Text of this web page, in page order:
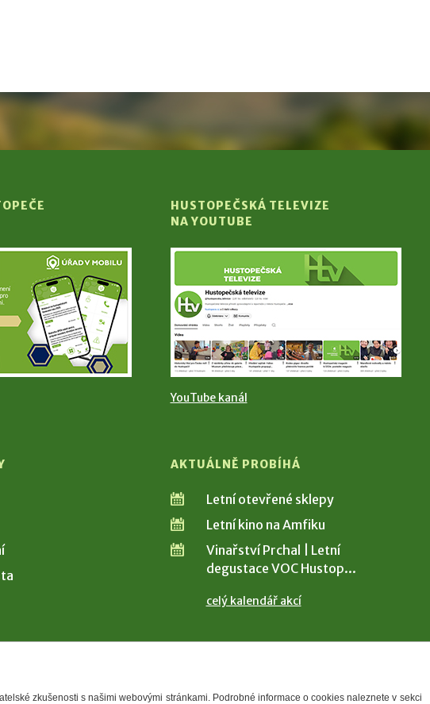
HUSTOPEČSKÁ TELEVIZE
NA YOUTUBE
YouTube kanál
AKTUÁLNĚ PROBÍHÁ
Letní otevřené sklepy
Letní kino na Amfiku
Vinařství Prchal | Letní
degustace VOC Hustop...
celý kalendář akcí
zkušenosti s našimi webovými stránkami. Podrobné informace o cookies naleznete v sekci